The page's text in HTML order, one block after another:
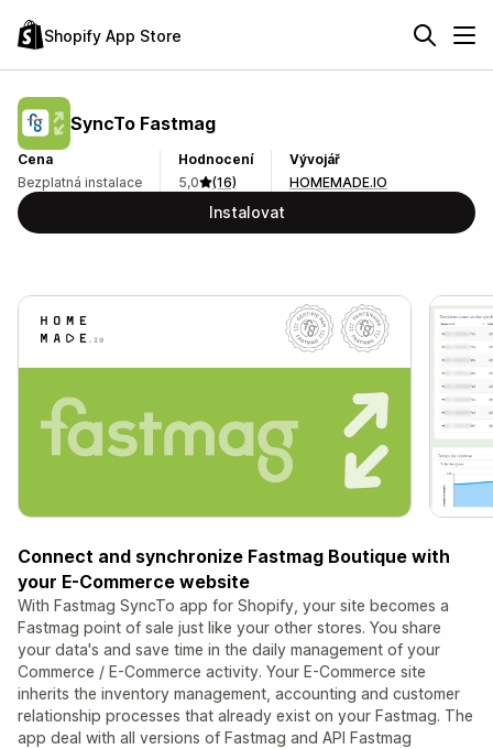
Shopify App Store
SyncTo Fastmag
Cena
Bezplatná instalace
Hodnocení
5,0
(16)
Vývojář
HOMEMADE.IO
Instalovat
Connect and synchronize Fastmag Boutique with
your E-Commerce website
With Fastmag SyncTo app for Shopify, your site becomes a
Fastmag point of sale just like your other stores. You share
your data's and save time in the daily management of your
Commerce / E-Commerce activity. Your E-Commerce site
inherits the inventory management, accounting and customer
relationship processes that already exist on your Fastmag. The
app deal with all versions of Fastmag and API Fastmag